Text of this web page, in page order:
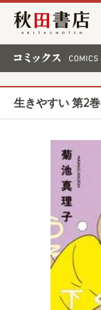
秋田書店
生きやすい 第2巻